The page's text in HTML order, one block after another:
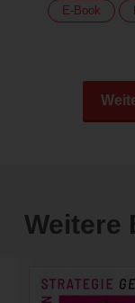
E-Book
Weitere